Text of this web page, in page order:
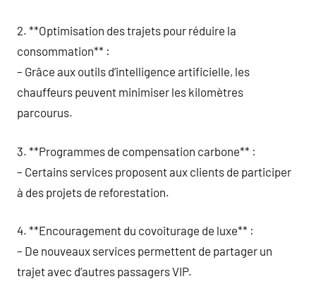
2. **Optimisation des trajets pour réduire la
consommation** :
– Grâce aux outils d’intelligence artificielle, les
chauffeurs peuvent minimiser les kilomètres
parcourus.
3. **Programmes de compensation carbone** :
– Certains services proposent aux clients de participer
à des projets de reforestation.
4. **Encouragement du covoiturage de luxe** :
– De nouveaux services permettent de partager un
trajet avec d’autres passagers VIP.